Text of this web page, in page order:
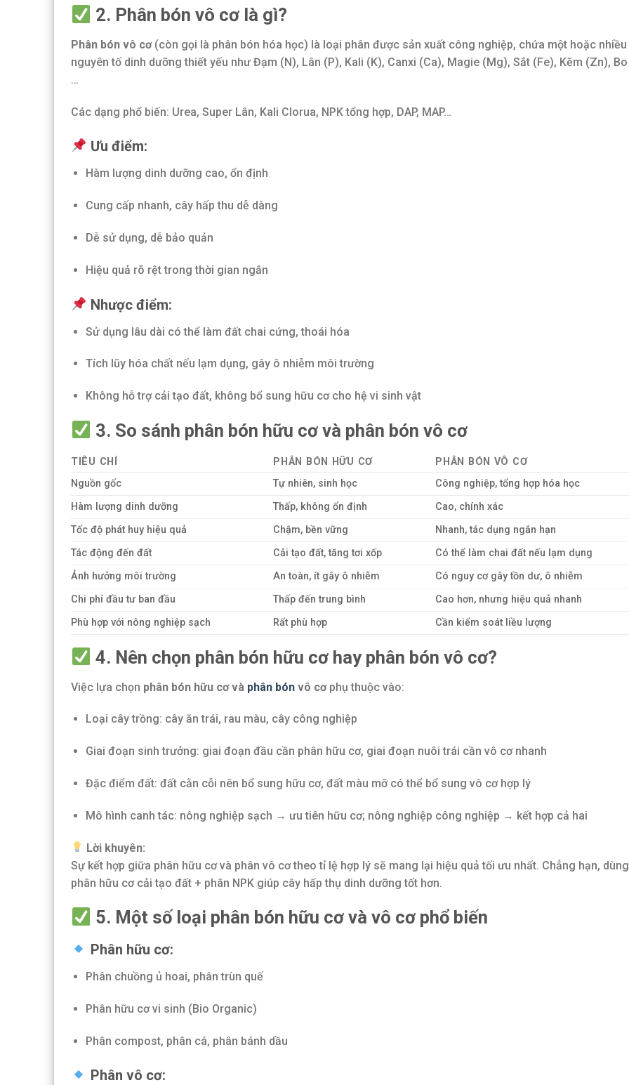
2. Phân bón vô cơ là gì?
Phân bón vô cơ(còn gọi là phân bón hóa học) là loại phân được sản xuất công nghiệp, chứa một hoặc nhiều
nguyên tố dinh dưỡng thiết yếu như Đạm (N), Lân (P), Kali (K), Canxi (Ca), Magie (Mg), Sắt (Fe), Kẽm (Zn),
…
Các dạng phổ biến: Urea, Super Lân, Kali Clorua, NPK tổng hợp, DAP, MAP…
Ưu điểm:
Hàm lượng dinh dưỡng cao, ổn định
Cung cấp nhanh, cây hấp thu dễ dàng
Dễ sử dụng, dễ bảo quản
Hiệu quả rõ rệt trong thời gian ngắn
Nhược điểm:
Sử dụng lâu dài có thể làm đất chai cứng, thoái hóa
Tích lũy hóa chất nếu lạm dụng, gây ô nhiễm môi trường
Không hỗ trợ cải tạo đất, không bổ sung hữu cơ cho hệ vi sinh vật
3. So sánh phân bón hữu cơ và phân bón vô cơ
TIÊU CHÍ PHÂN BÓN HỮU CƠ
PHÂN BÓN VÔ CƠ
Nguồn gốc
Tự nhiên, sinh học
Công nghiệp, tổng hợp hóa học
Hàm lượng dinh dưỡng
Thấp, không ổn định
Cao, chính xác
Tốc độ phát huy hiệu quả
Chậm, bền vững
Nhanh, tác dụng ngắn hạn
Tác động đến đất
Cải tạo đất, tăng tơi xốp
Có thể làm chai đất nếu lạm dụng
Ảnh hưởng môi trường
An toàn, ít gây ô nhiễm
Có nguy cơ gây tồn dư, ô nhiễm
Chi phí đầu tư ban đầu
Thấp đến trung bình
Cao hơn, nhưng hiệu quả nhanh
Phù hợp với nông nghiệp sạch
Rất phù hợp Cần kiểm soát liều lượng
4. Nên chọn phân bón hữu cơ hay phân bón vô cơ?
Việc lựa chọn phân bón hữu cơ và phân bón vô cơphụ thuộc vào:
Loại cây trồng: cây ăn trái, rau màu, cây công nghiệp
Giai đoạn sinh trưởng: giai đoạn đầu cần phân hữu cơ, giai đoạn nuôi trái cần vô cơ nhanh
Đặc điểm đất: đất cằn cỗi nên bổ sung hữu cơ, đất màu mỡ có thể bổ sung vô cơ hợp lý
Mô hình canh tác: nông nghiệp sạch → ưu tiên hữu cơ; nông nghiệp công nghiệp → kết hợp cả hai
Lời khuyên:
Sự kết hợp giữa phân hữu cơ và phân vô cơ theo tỉ lệ hợp lý sẽ mang lại hiệu quả tối ưu nhất. Chẳng hạn, dùng
phân hữu cơ cải tạo đất + phân NPK giúp cây hấp thụ dinh dưỡng tốt hơn.
5. Một số loại phân bón hữu cơ và vô cơ phổ biến
Phân hữu cơ:
Phân chuồng ủ hoai, phân trùn quế
Phân hữu cơ vi sinh (Bio Organic)
Phân compost, phân cá, phân bánh dầu
Phân vô cơ: